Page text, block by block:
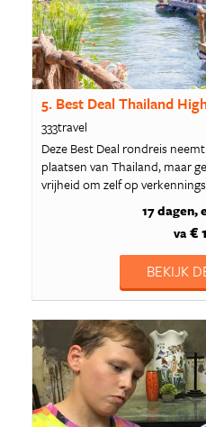
5. Best Deal Thailand
333travel
Deze Best Deal rondreis
plaatsen van Thailand, maar
vrijheid om zelf op
17 dagen
va€
BEKIJK